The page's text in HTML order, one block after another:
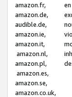
amazon.fr,
amazon.de,
audible.de,
amazon.ie,
amazon.it,
amazon.nl,
amazon.pl,
amazon.es,
amazon.se,
amazon.co.uk,